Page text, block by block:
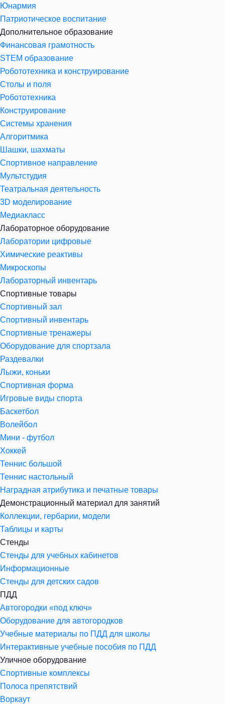
Юнармия
Патриотическое воспитание
Дополнительное образование
Финансовая грамотность
STEM образование
Робототехника и конструирование
Столы и поля
Робототехника
Конструирование
Системы хранения
Алгоритмика
Шашки, шахматы
Спортивное направление
Мультстудия
Театральная деятельность
3D моделирование
Медиакласс
Лабораторное оборудование
Лаборатории цифровые
Химические реактивы
Микроскопы
Лабораторный инвентарь
Спортивные товары
Спортивный зал
Спортивный инвентарь
Спортивные тренажеры
Оборудование для спортзала
Раздевалки
Лыжи, коньки
Спортивная форма
Игровые виды спорта
Баскетбол
Волейбол
Мини - футбол
Хоккей
Теннис большой
Теннис настольный
Наградная атрибутика и печатные товары
Демонстрационный материал для занятий
Коллекции, гербарии, модели
Таблицы и карты
Стенды
Стенды для учебных кабинетов
Информационные
Стенды для детских садов
ПДД
Автогородки «под ключ»
Оборудование для автогородков
Учебные материалы по ПДД для школы
Интерактивные учебные пособия по ПДД
Уличное оборудование
Спортивные комплексы
Полоса препятствий
Воркаут